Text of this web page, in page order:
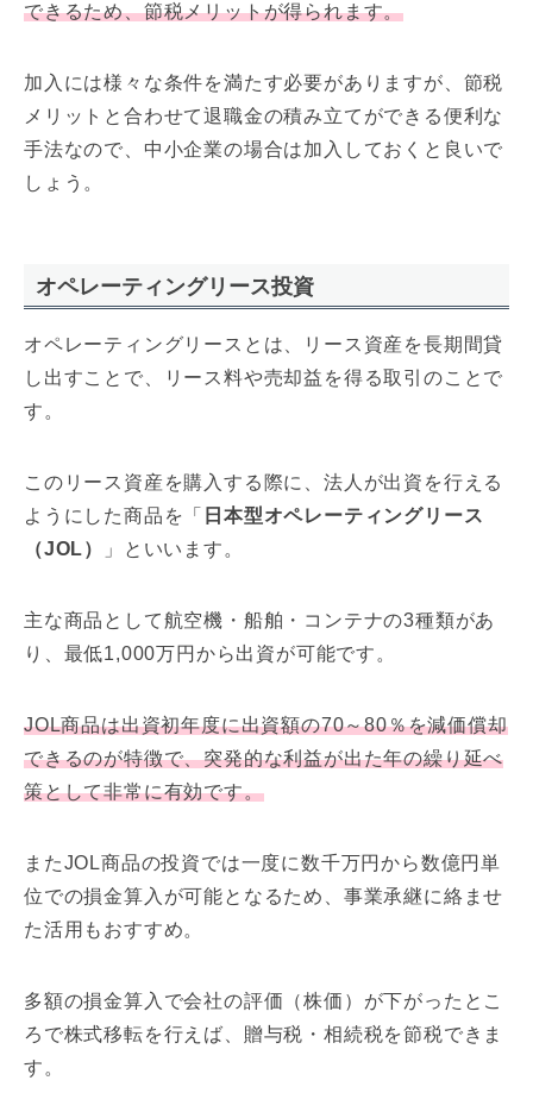
できるため、節税メリットが得られます。
加入には様々な条件を満たす必要がありますが、節税
メリットと合わせて退職金の積み立てができる便利な
手法なので、中小企業の場合は加入しておくと良いで
しょう。
オペレーティングリース投資
オペレーティングリースとは、リース資産を長期間貸
し出すことで、リース料や売却益を得る取引のことで
す。
このリース資産を購入する際に、法人が出資を行える
ようにした商品を「
日本型オペレーティングリース
（JOL）
」といいます。
主な商品として航空機・船舶・コンテナの3種類があ
り、最低1,000万円から出資が可能です。
JOL商品は出資初年度に出資額の70～80％を減価償却
できるのが特徴で、突発的な利益が出た年の繰り延べ
策として非常に有効です。
またJOL商品の投資では一度に数千万円から数億円単
位での損金算入が可能となるため、事業承継に絡ませ
た活用もおすすめ。
多額の損金算入で会社の評価（株価）が下がったとこ
ろで株式移転を行えば、贈与税・相続税を節税できま
す。